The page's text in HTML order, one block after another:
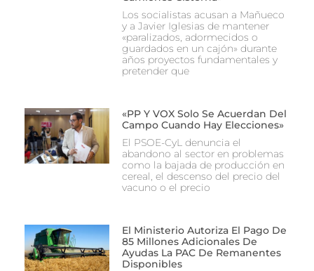
Los socialistas acusan a Mañueco
y a Javier Iglesias de mantener
«paralizados, adormecidos o
guardados en un cajón» durante
años proyectos fundamentales y
pretender que
«PP Y VOX Solo Se Acuerdan Del
Campo Cuando Hay Elecciones»
El PSOE-CyL denuncia el
abandono al sector en problemas
como la bajada de producción en
cereal, el descenso del precio del
vacuno o el precio
El Ministerio Autoriza El Pago De
85 Millones Adicionales De
Ayudas La PAC De Remanentes
Disponibles